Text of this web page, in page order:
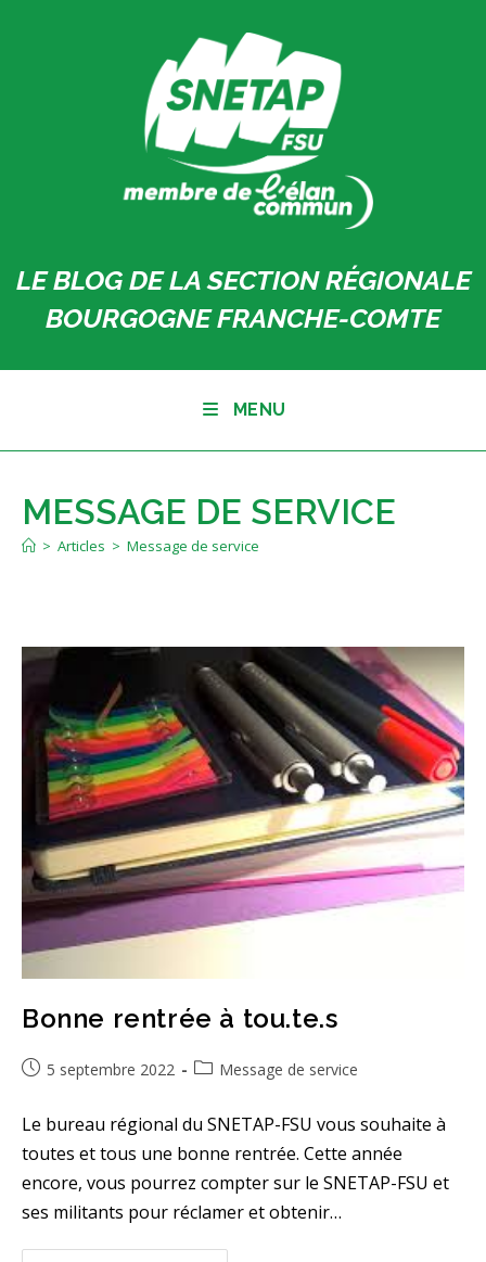
LE BLOG DE LA SECTION RÉGIONALE
BOURGOGNE FRANCHE-COMTE
MENU
MESSAGE DE SERVICE
> Articles > Message de service
Bonne rentrée à tou.te.s
Publication
5 septembre 2022
PostMessage de service
Le bureau régional du SNETAP-FSU vous souhaite à
toutes et tous une bonne rentrée. Cette année
encore, vous pourrez compter sur le SNETAP-FSU et
ses militants pour réclamer et obtenir…